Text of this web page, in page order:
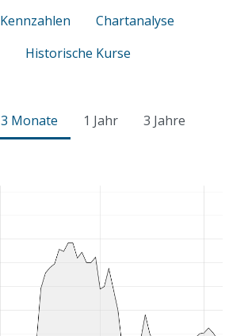
Kennzahlen
Chartanalyse
Historische Kurse
3 Monate 1 Jahr
3 Jahre